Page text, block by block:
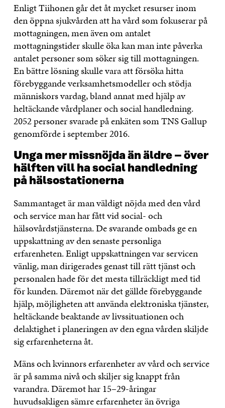
Enligt Tiihonen går det åt mycket resurser inom
den öppna sjukvården att ha vård som fokuserar på
mottagningen, men även om antalet
mottagningstider skulle öka kan man inte påverka
antalet personer som söker sig till mottagningen.
En bättre lösning skulle vara att försöka hitta
förebyggande verksamhetsmodeller och stödja
människors vardag, bland annat med hjälp av
heltäckande vårdplaner och social handledning.
2052 personer svarade på enkäten som TNS Gallup
genomförde i september 2016.
Unga mer missnöjda än äldre – över
hälften vill ha social handledning
på hälsostationerna
Sammantaget är man väldigt nöjda med den vård
och service man har fått vid social- och
hälsovårdstjänsterna. De svarande ombads ge en
uppskattning av den senaste personliga
erfarenheten. Enligt uppskattningen var servicen
vänlig, man dirigerades genast till rätt tjänst och
personalen hade för det mesta tillräckligt med tid
för kunden. Däremot när det gällde förebyggande
hjälp, möjligheten att använda elektroniska tjänster,
heltäckande beaktande av livssituationen och
delaktighet i planeringen av den egna vården skiljde
sig erfarenheterna åt.
Mäns och kvinnors erfarenheter av vård och service
är på samma nivå och skiljer sig knappt från
varandra. Däremot har 15–29-åringar
huvudsakligen sämre erfarenheter än övriga